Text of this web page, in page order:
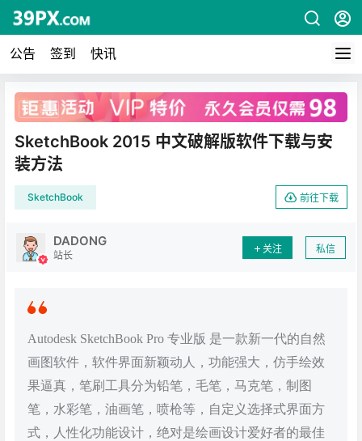
公告 签到 快讯
广告
SketchBook 2015 中文破解版软件下载与安
装方法
SketchBook 前往下载
DADONG
站长
关注 私信
Autodesk SketchBook Pro 专业版 是一款新一代的自然
画图软件，软件界面新颖动人，功能强大，仿手绘效
果逼真，笔刷工具分为铅笔，毛笔，马克笔，制图
笔，水彩笔，油画笔，喷枪等，自定义选择式界面方
式，人性化功能设计，绝对是绘画设计爱好者的最佳